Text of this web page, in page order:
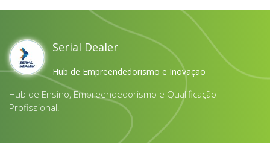
Serial Dealer
Hub de Empreendedorismo e Inovação
Hub de Ensino, Empreendedorismo e Qualificação
Profissional.